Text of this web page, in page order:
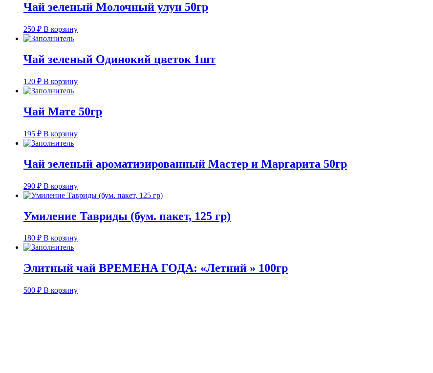
Чай зеленый Молочный улун 50гр
250 ₽ В корзину
Чай зеленый Одинокий цветок 1шт
120 ₽ В корзину
Чай Мате 50гр
195 ₽ В корзину
Чай зеленый ароматизированный Мастер и Маргарита 50гр
290 ₽ В корзину
Умиление Тавриды (бум. пакет, 125 гр)
180 ₽ В корзину
Элитный чай ВРЕМЕНА ГОДА: «Летний » 100гр
500 ₽ В корзину